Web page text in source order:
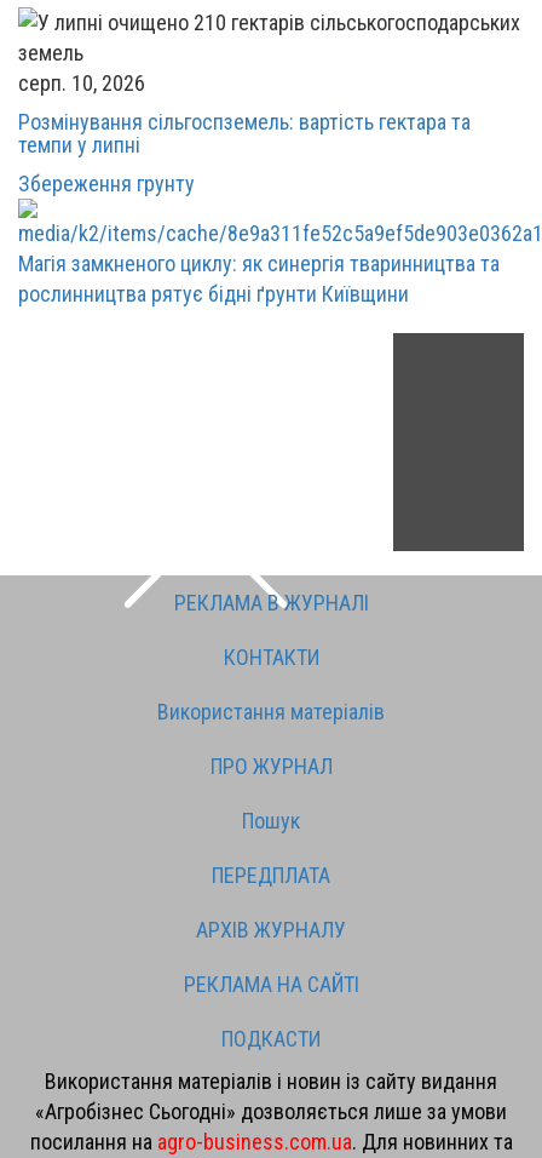
серп. 10, 2026
Розмінування сільгоспземель: вартість гектара та
темпи у липні
Збереження грунту
Магія замкненого циклу: як синергія тваринництва та
рослинництва рятує бідні ґрунти Київщини
РЕКЛАМА В ЖУРНАЛІ
КОНТАКТИ
Використання матеріалів
ПРО ЖУРНАЛ
Пошук
ПЕРЕДПЛАТА
АРХІВ ЖУРНАЛУ
РЕКЛАМА НА САЙТІ
ПОДКАСТИ
Використання матеріалів і новин із сайту видання
«Агробізнес Сьогодні» дозволяється лише за умови
посилання на agro-business.com.ua. Для новинних та